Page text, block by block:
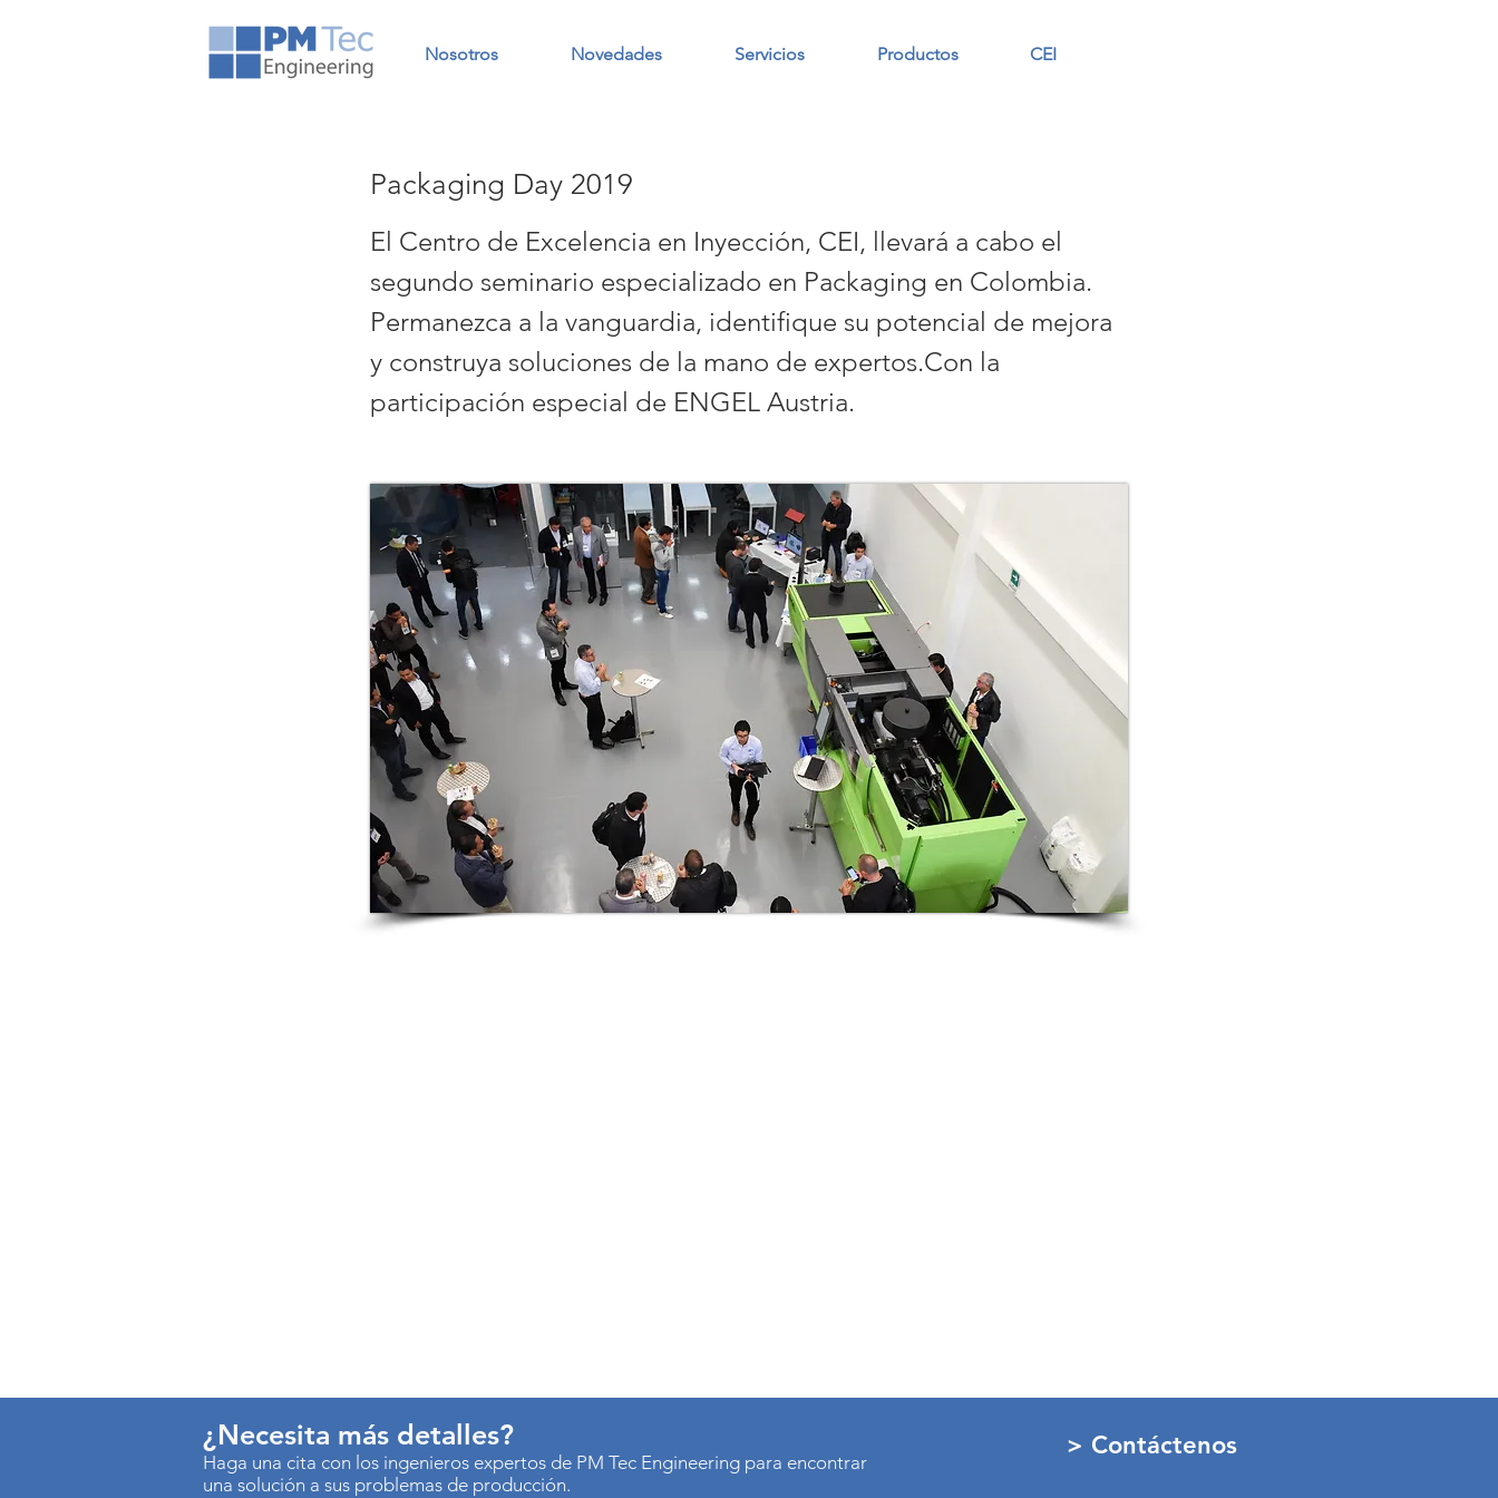
Nosotros Novedades Servicios Productos CEI
Packaging Day 2019
El Centro de Excelencia en Inyección, CEI, llevará a cabo el
segundo seminario especializado en Packaging en Colombia.
Permanezca a la vanguardia, identifique su potencial de mejora
y construya soluciones de la mano de expertos.Con la
participación especial de ENGEL Austria.
¿Necesita más detalles?
Haga una cita con los ingenieros expertos de PM Tec Engineering para encontrar
una solución a sus problemas de producción.
> Contáctenos